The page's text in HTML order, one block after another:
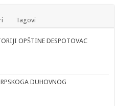
Tagovi
OPŠTINE DESPOTOVAC
DUHOVNOG